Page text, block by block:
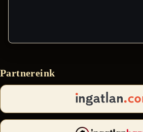
Partnereink